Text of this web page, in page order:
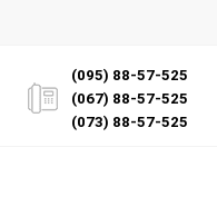
(095) 88-57-525
(067) 88-57-525
(073) 88-57-525